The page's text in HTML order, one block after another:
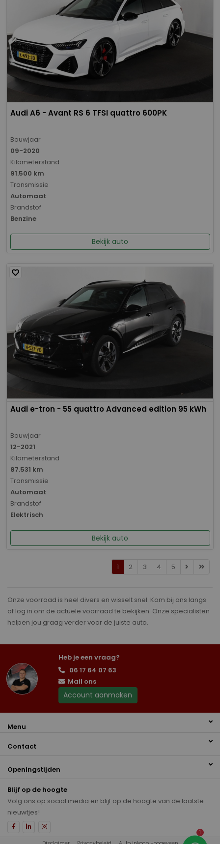
Audi A6 - Avant RS 6 TFSI quattro 600PK
Bouwjaar
09-2020
Kilometerstand
91.500 km
Transmissie
Automaat
Brandstof
Benzine
Bekijk auto
Audi e-tron - 55 quattro Advanced edition 95 kWh
Bouwjaar
12-2021
Kilometerstand
87.531 km
Transmissie
Automaat
Brandstof
Elektrisch
Bekijk auto
1 2 3 4 5
Onze voorraad is heel divers en wisselt snel. Kom bij ons langs
of log in om de actuele voorraad te bekijken. Onze specialisten
helpen jou graag verder voor de juiste auto.
Heb je een vraag?
06 17 64 07 63
Mail ons
Account aanmaken
Menu
Contact
Openingstijden
Blijf op de hoogte
Volg ons op social media en blijf op de hoogte van de laatste
nieuwtjes!
1